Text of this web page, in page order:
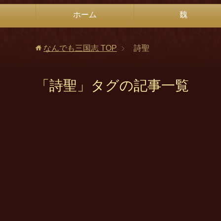
ホーム 魏
なんでも三国志 TOP 詩聖
「詩聖」タグの記事一覧